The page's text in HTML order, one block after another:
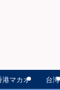
港マカオ 台湾